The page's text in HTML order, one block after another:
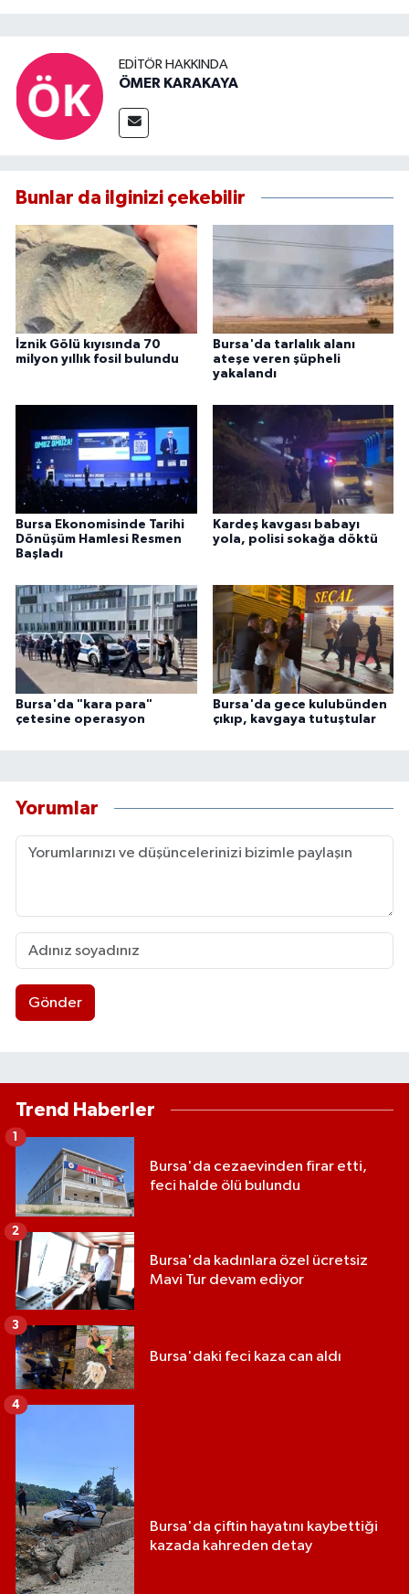
EDITÖR HAKKINDA
ÖMER KARAKAYA
Bunlar da ilginizi çekebilir
İznik Gölü kıyısında 70
milyon yıllık fosil bulundu
Bursa'da tarlalık alanı
ateşe veren şüpheli
yakalandı
Bursa Ekonomisinde Tarihi
Dönüşüm Hamlesi Resmen
Başladı
Kardeş kavgası babayı
yola, polisi sokağa döktü
Bursa'da "kara para"
çetesine operasyon
Bursa'da gece kulubünden
çıkıp, kavgaya tutuştular
Yorumlar
Gönder
Trend Haberler
Bursa'da cezaevinden firar etti,
feci halde ölü bulundu
1
Bursa'da kadınlara özel ücretsiz
Mavi Tur devam ediyor
2
Bursa'daki feci kaza can aldı
3
Bursa'da çiftin hayatını kaybettiği
kazada kahreden detay
4